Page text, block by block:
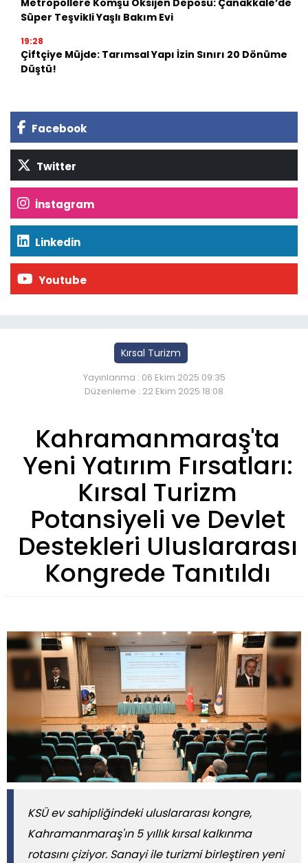
Metropollere Komşu Oksijen Deposu: Çanakkale’de
Süper Teşvikli Yaşlı Bakım Evi
19:28
Çiftçiye Müjde: Tarımsal Yapı İzin Sınırı 20 Dönüme
Düştü!
Facebook
Twitter
İnstagram
Linkedin
Youtube
Kırsal Turizm
Yayınlanma : 06 Ekim 2025 09:35
Düzenleme : 22 Ekim 2025 18:08
Kahramanmaraş'ta
Yeni Yatırım Fırsatları:
Kırsal Turizm
Potansiyeli ve Devlet
Destekleri Uluslararası
Kongrede Tanıtıldı
KSÜ ev sahipliğindeki uluslararası kongre,
Kahramanmaraş'ın 5 yıllık kırsal kalkınma
rotasını çiziyor. Sanayi ile turizmi birleştiren yeni